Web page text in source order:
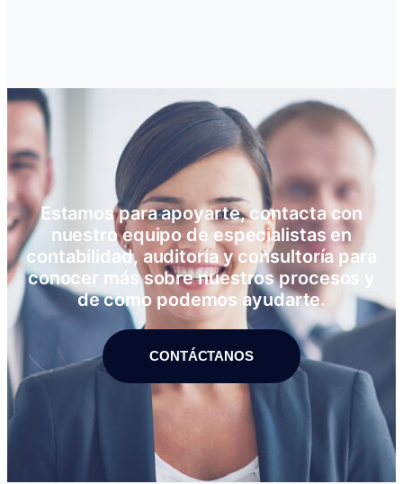
Estamos para apoyarte, contacta con
nuestro equipo de especialistas en
contabilidad, auditoría y consultoría para
conocer más sobre nuestros procesos y
de como podemos ayudarte.
CONTÁCTANOS